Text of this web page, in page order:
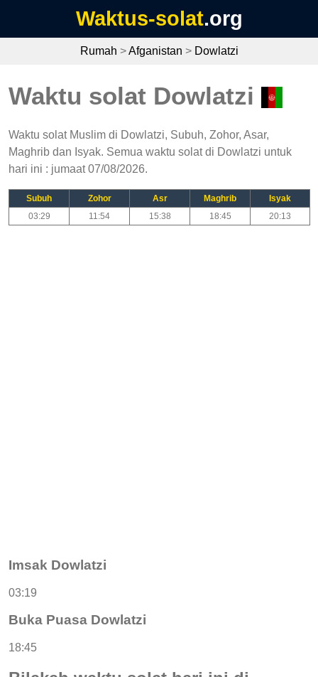
Waktus-solat.org
Rumah >Afganistan > Dowlatzi
Waktu solat Dowlatzi
Waktu solat Muslim di Dowlatzi, Subuh, Zohor, Asar,
Maghrib dan Isyak. Semua waktu solat di Dowlatzi untuk
hari ini : jumaat 07/08/2026.
Subuh Zohor Asr Maghrib
Isyak
03:29
11:54 15:38 18:45 20:13
Imsak Dowlatzi
03:19
Buka Puasa Dowlatzi
18:45